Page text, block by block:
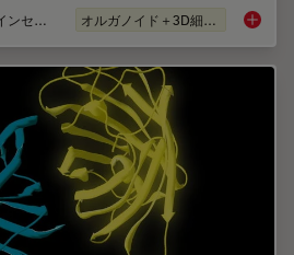
オンラインセミナー オルガノイド＋3D細胞培養